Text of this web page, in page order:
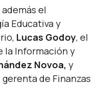
el
Educativa y
Lucas Godoy, el
la Información y
Novoa, y
gerenta de Finanzas